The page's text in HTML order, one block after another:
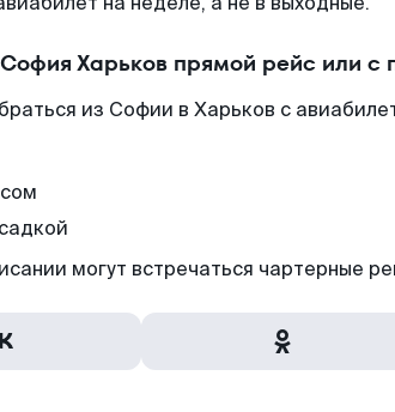
Харьков прямой рейс или с
из Софии в Харьков с
могут встречаться чартерные